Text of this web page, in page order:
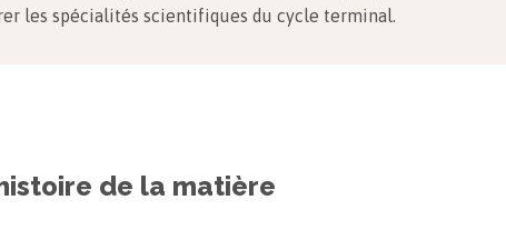
les spécialités scientifiques du cycle terminal.
de la matière